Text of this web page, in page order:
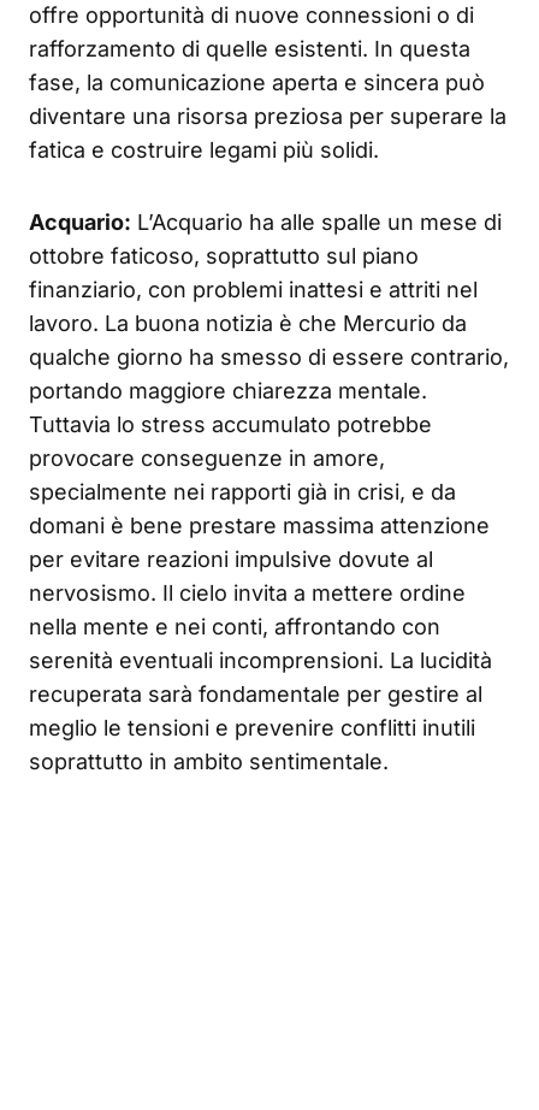
offre opportunità di nuove connessioni o di
rafforzamento di quelle esistenti. In questa
fase, la comunicazione aperta e sincera può
diventare una risorsa preziosa per superare la
fatica e costruire legami più solidi.
Acquario: L’Acquario ha alle spalle un mese di
ottobre faticoso, soprattutto sul piano
finanziario, con problemi inattesi e attriti nel
lavoro. La buona notizia è che Mercurio da
qualche giorno ha smesso di essere contrario,
portando maggiore chiarezza mentale.
Tuttavia lo stress accumulato potrebbe
provocare conseguenze in amore,
specialmente nei rapporti già in crisi, e da
domani è bene prestare massima attenzione
per evitare reazioni impulsive dovute al
nervosismo. Il cielo invita a mettere ordine
nella mente e nei conti, affrontando con
serenità eventuali incomprensioni. La lucidità
recuperata sarà fondamentale per gestire al
meglio le tensioni e prevenire conflitti inutili
soprattutto in ambito sentimentale.